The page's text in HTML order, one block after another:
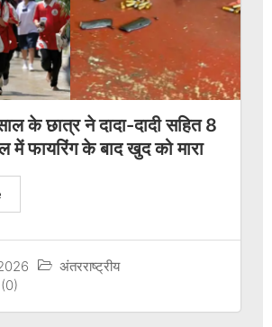
के छात्र ने दादा-दादी सहित 8
में फायरिंग के बाद खुद को मारा
अंतरराष्ट्रीय